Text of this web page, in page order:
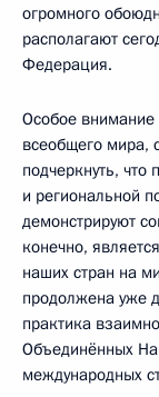
огромного
располагают
Федерация.
Особое внимание
всеобщего мира,
подчеркнуть,
и региональной
демонстрируют
конечно,
наших стран на
продолжена уже
практика
Объединённых
международных